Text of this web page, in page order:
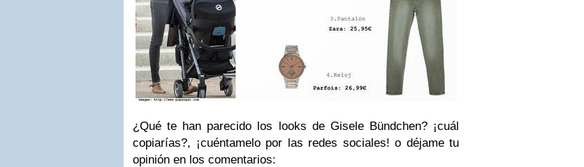
¿Qué te han parecido los looks de Gisele Bündchen? ¡cuál
copiarías?, ¡cuéntamelo por las redes sociales! o déjame tu
opinión en los comentarios: